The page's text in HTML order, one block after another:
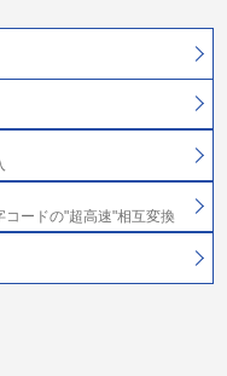
ードの"超高速"相互変換